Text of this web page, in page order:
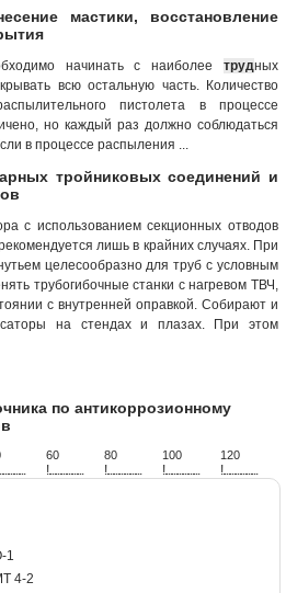
мастики, восстановление
начинать с наиболее трудных
всю остальную часть. Количество
пистолета в процессе
но каждый раз должно соблюдаться
в процессе распыления ...
тройниковых соединений и
с использованием секционных отводов
лишь в крайних случаях. При
целесообразно для труб с условным
трубогибочные станки с нагревом ТВЧ,
с внутренней оправкой. Собирают и
на стендах и плазах. При этом
по антикоррозионному
..............
60
!...................
80
!...................
100
!...................
120
!...................
1
4-2